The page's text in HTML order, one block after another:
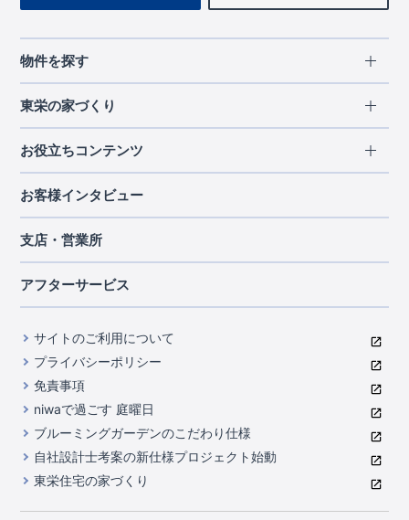
物件を探す
エリアから探す
北海道・東北
北海道
宮城県
千葉県
中部
山梨県
静岡県
滋賀県
京都府
中国・四国
岡山県
広島県
九州・沖縄
福岡県
熊本県
東栄の家づくり
長期優良住宅
住宅性能評価書
ブルーミングガーデンは地震につよい<建物編>
室内空間を快適に保つ断熱性能
コストパフォーマンスに自信
充実のアフターサポート
第三者評価によるお墨付き
家づくりのプロにも選ばれるブルーミングガーデン
住んでみるとじわじわ伝わる暮らしやすさへのこだわり
自社一貫体制
お役立ちコンテンツ
ご契約までの道のり
現地見学ガイド
ご紹介制度のご案内
東栄INDEX（用語集）
お客様インタビュー
支店・営業所
アフターサービス
サイトのご利用について
プライバシーポリシー
免責事項
niwaで過ごす 庭曜日
ブルーミングガーデンのこだわり仕様
自社設計士考案の新仕様プロジェクト始動
東栄住宅の家づくり